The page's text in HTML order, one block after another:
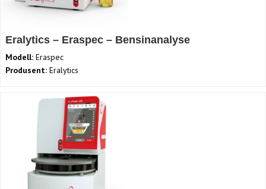
Eralytics – Eraspec – Bensinanalyse
Modell: Eraspec
Produsent: Eralytics